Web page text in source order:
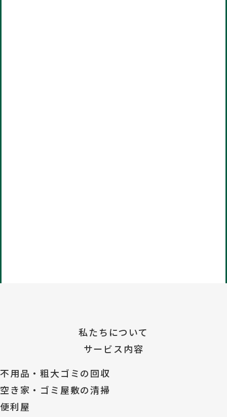
私たちについて
サービス内容
不用品・粗大ゴミの回収
空き家・ゴミ屋敷の清掃
便利屋